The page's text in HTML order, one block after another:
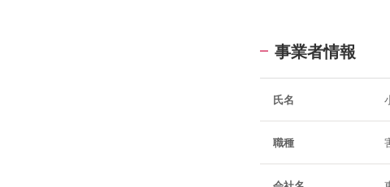
事業者情報
氏名
職種